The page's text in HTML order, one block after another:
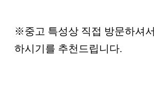
※중고 특성상 직접 방문하셔
하시기를 추천드립니다.